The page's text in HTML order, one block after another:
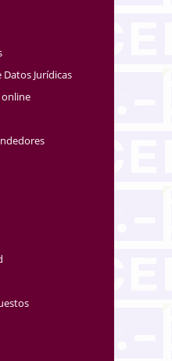
Datos Jurídicas
online